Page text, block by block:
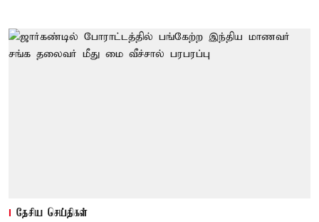
தேசிய செய்திகள்